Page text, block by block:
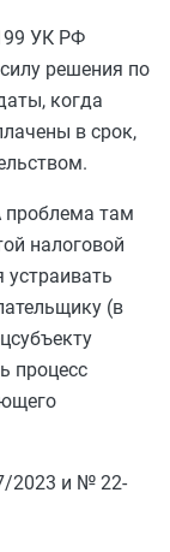
УК РФ
решения по
когда
в срок,
проблема там
налоговой
(в
процесс
2023 и № 22-